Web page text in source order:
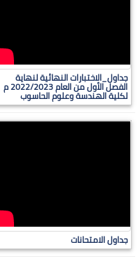
جداول_الاختبارات النهائية لنهاية
الفصل الأول من العام 2022/2023 م
لكلية الهندسة وعلوم الحاسوب
جداول الامتحانات